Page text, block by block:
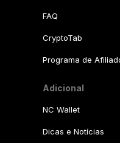
FAQ
CryptoTab
Programa de
Adicional
NC Wallet
Dicas e Notícias